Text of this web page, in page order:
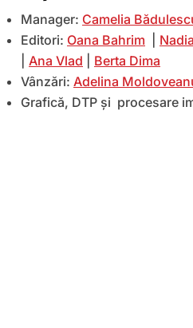
Manager: Camelia
Editori: Oana Bahrim
Ana Vlad
Berta Dima
Vânzări: Adelina
Grafică, DTP și procesare